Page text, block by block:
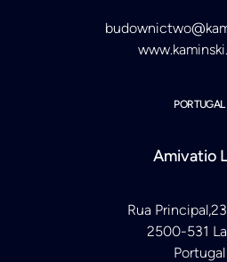
PORTUGAL
Amivatio
Rua
2500-531
Portugal